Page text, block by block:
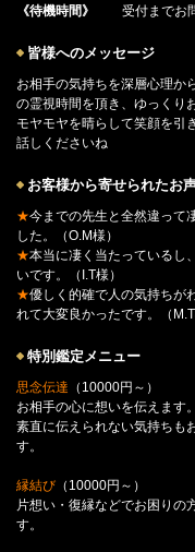
《待機時間》
受付までお
皆様へのメッセージ
お相手の気持ちを深層心理か
の霊視時間を頂き、ゆっくり
モヤモヤを晴らして笑顔を引
話しくださいね
お客様から寄せられたお
★今までの先生と全然違って
した。（O.M様）
★本当に凄く当たっているし
いです。（I.T様）
★優しく的確で人の気持ちが
れて大変良かったです。（M.T
特別鑑定メニュー
思念伝達 （10000円～）
お相手の心に想いを伝えます。
素直に伝えられない気持ちも
す。
縁結び （10000円～）
片想い・復縁などでお困りの
す。